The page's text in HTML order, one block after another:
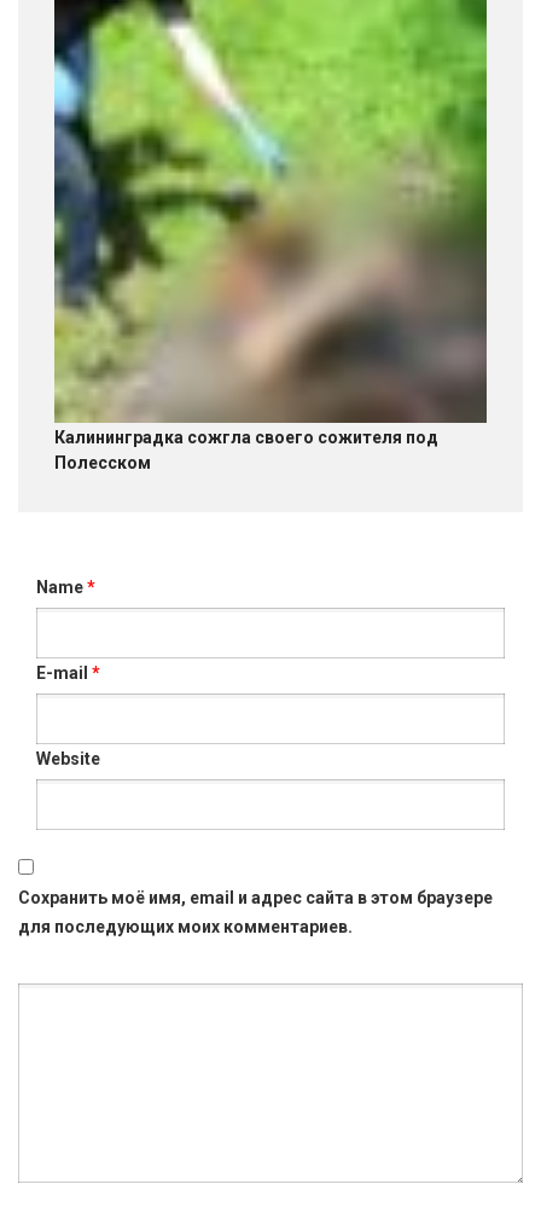
Калининградка сожгла своего сожителя под
Полесском
Name*
E-mail *
Website
Сохранить моё имя, email и адрес сайта в этом браузере
для последующих моих комментариев.